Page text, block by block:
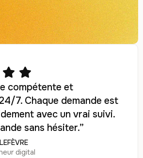
compétente et
7. Chaque demande est
avec un vrai suivi.
sans hésiter.”
digital